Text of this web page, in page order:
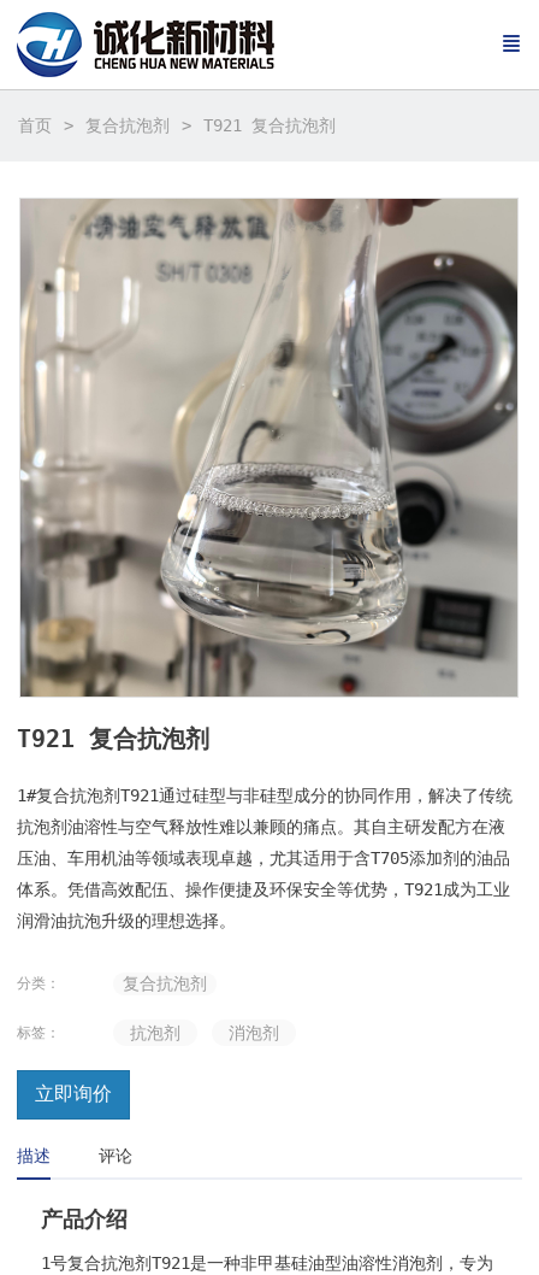
首页 复合抗泡剂 T921 复合抗泡剂
T921 复合抗泡剂
1#复合抗泡剂T921通过硅型与非硅型成分的协同作用，解决了传统
抗泡剂油溶性与空气释放性难以兼顾的痛点。其自主研发配方在液
压油、车用机油等领域表现卓越，尤其适用于含T705添加剂的油品
体系。凭借高效配伍、操作便捷及环保安全等优势，T921成为工业
润滑油抗泡升级的理想选择。
分类： 复合抗泡剂
标签： 抗泡剂 消泡剂
立即询价
描述 评论
产品介绍
1号复合抗泡剂T921是一种非甲基硅油型油溶性消泡剂，专为